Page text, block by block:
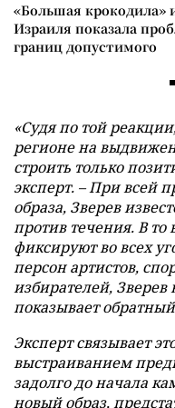
«Большая крокодила»
Израиля показала
границ допустимого
«Судя по той
регионе на
строить только
эксперт. – При всей
образа, Зверев
против течения. В то
фиксируют во всех
персон артистов,
избирателей,
показывает обратный
Эксперт связывает
выстраиванием
задолго до начала
новый образ,